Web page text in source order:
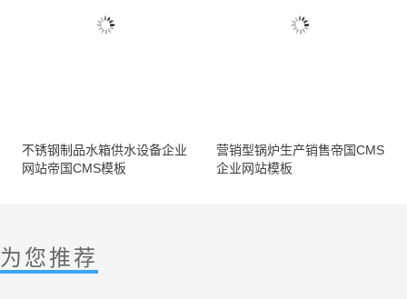
不锈钢制品水箱供水设备企业
网站帝国CMS模板
营销型锅炉生产销售帝国CMS
企业网站模板
为您推荐